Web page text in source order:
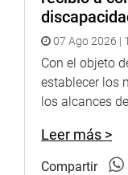
PIURA
En la ciudad de
07 Ago 2026 |
Con el objeto
establecer los
los alcances
Leer más >
Compartir